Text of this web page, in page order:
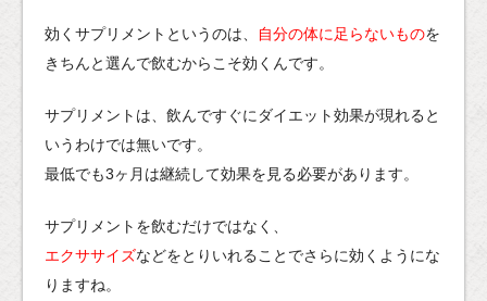
効くサプリメントというのは、 自分の体に足らないものを
きちんと選んで飲むからこそ効くんです。
サプリメントは、飲んですぐにダイエット効果が現れると
いうわけでは無いです。
最低でも3ヶ月は継続して効果を見る必要があります。
サプリメントを飲むだけではなく、
エクササイズなどをとりいれることでさらに効くようにな
りますね。